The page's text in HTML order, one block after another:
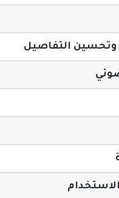
وتحسين التفاصيل